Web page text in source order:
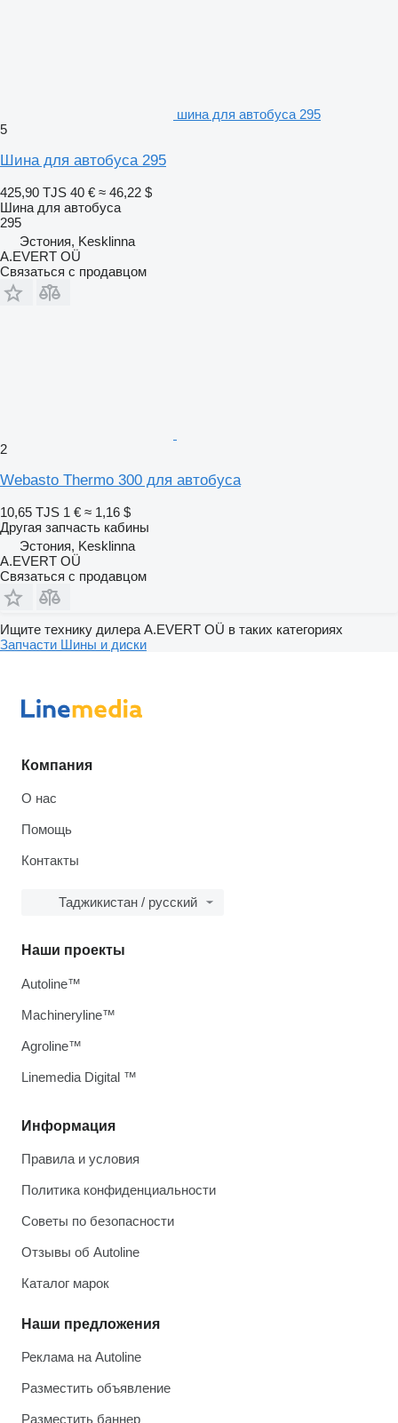
шина для автобуса 295
5
Шина для автобуса 295
425,90 TJS 40 € ≈ 46,22 $
Шина для автобуса
295
Эстония, Kesklinna
A.EVERT OÜ
Связаться с продавцом
2
Webasto Thermo 300 для автобуса
10,65 TJS 1 € ≈ 1,16 $
Другая запчасть кабины
Эстония, Kesklinna
A.EVERT OÜ
Связаться с продавцом
Ищите технику дилера A.EVERT OÜ в таких категориях
Запчасти Шины и диски
Компания
О нас
Помощь
Контакты
Таджикистан / русский
Информация
Правила и условия
Политика конфиденциальности
Советы по безопасности
Отзывы об Autoline
Каталог марок
Наши предложения
Реклама на Autoline
Разместить объявление
Разместить баннер
Наши проекты
Autoline™
Machineryline™
Agroline™
Linemedia Digital ™